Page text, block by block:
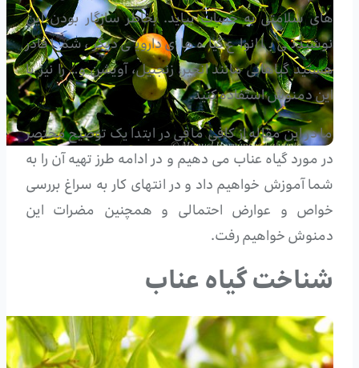
های سلامتی به حساب بیاید. بخاطر سازگار بودن این
نوشیدنی با انواع گیاه های دارویی دیگر، شما قادر
هستید گیاهانی مانند انجیر، زنجبیل، آویشن و… را نیز با
این دمنوش استفاده کنید.
ما در این مقاله از کافی مافی در ابتدا یک توضیح مختصر
در مورد گیاه عناب می دهیم و در ادامه طرز تهیه آن را به
شما آموزش خواهیم داد و در انتهای کار به سراغ بررسی
خواص و عوارض احتمالی و همچنین مضرات این
دمنوش خواهیم رفت.
شناخت گیاه عناب